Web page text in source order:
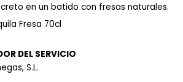
en un batido con fresas naturales.
Fresa 70cl
DEL SERVICIO
S.L.